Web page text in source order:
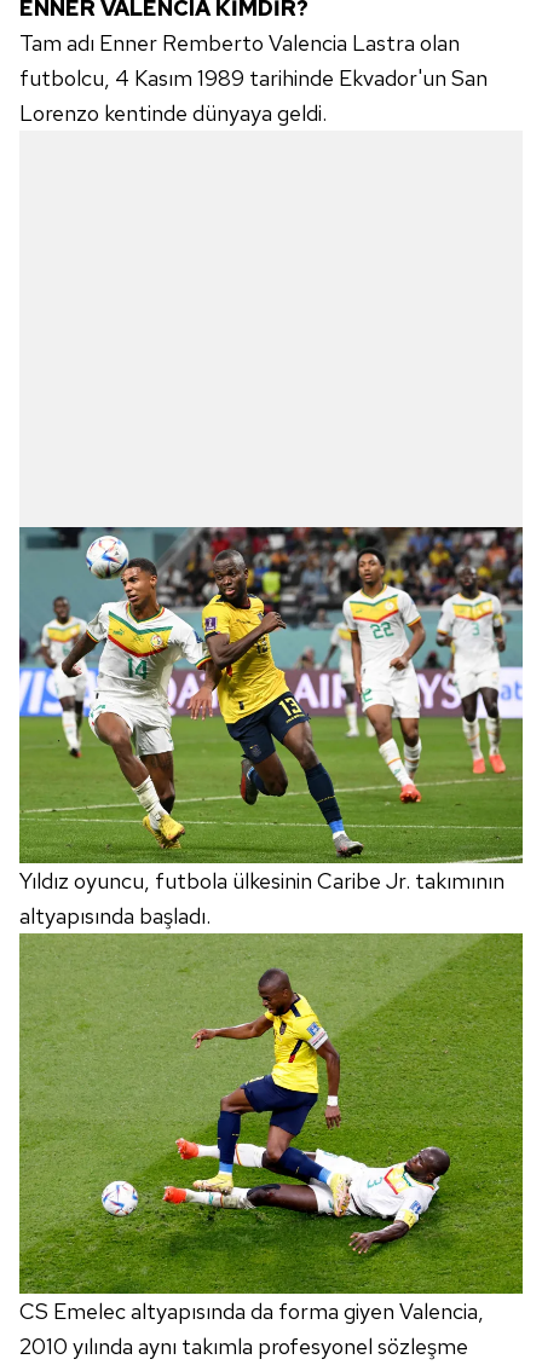
ENNER VALENCIA KİMDİR?
Tam adı Enner Remberto Valencia Lastra olan
futbolcu, 4 Kasım 1989 tarihinde Ekvador'un San
Lorenzo kentinde dünyaya geldi.
Yıldız oyuncu, futbola ülkesinin Caribe Jr. takımının
altyapısında başladı.
CS Emelec altyapısında da forma giyen Valencia,
2010 yılında aynı takımla profesyonel sözleşme